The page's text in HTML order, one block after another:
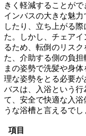
きく軽減することがで
インバスの大きな魅
したり、立ち上がる
た。しかし、チェア
るため、転倒のリス
た、介助する側の負
まの姿勢で洗髪や身
理な姿勢をとる必要
バスは、入浴という
て、 安全で快適な入浴
うな浴槽と言えるでし
項目